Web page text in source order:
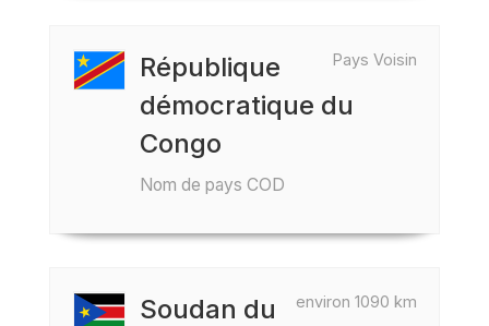
Pays Voisin
République
démocratique du
Congo
Nom de pays COD
environ 1090 km
Soudan du